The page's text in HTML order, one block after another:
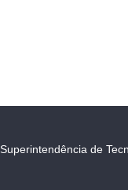
Superintendência de